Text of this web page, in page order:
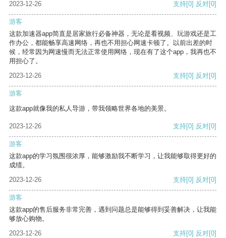
2023-12-26 支持[0] 反对[0]
游客
这款加速器app简直是居家旅行必备神器，无论是看视频、玩游戏还是工
作办公，都能畅享高速网络，再也不用担心网速卡顿了。以前出差的时
候，经常因为网速慢而无法正常使用网络，现在有了这个app，我再也不
用担心了。
2023-12-26
支持[0] 反对[0]
游客
这款app就像我的私人导游，带我领略世界各地的美景。
2023-12-26 支持[0] 反对[0]
游客
这款app的学习氛围很浓厚，能够激励我不断学习，让我能够取得更好的
成绩。
2023-12-26
支持[0] 反对[0]
游客
这款app的售后服务非常完善，遇到问题总是能够得到妥善解决，让我能
够放心购物。
2023-12-26
支持[0] 反对[0]